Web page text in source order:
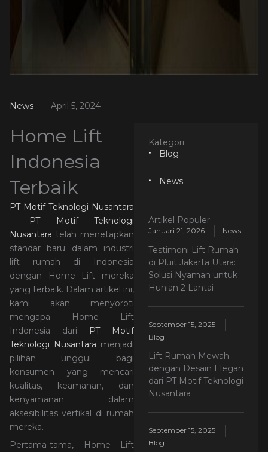
News April 5, 2024
Home Lift
Indonesia
Terbaik
PT Motif Teknologi Nusantara
– PT Motif Teknologi
Nusantara telah menetapkan
standar baru dalam industri
lift rumah di Indonesia
dengan Home Lift mereka
yang terbaik. Dalam artikel ini,
kami akan menyoroti
mengapa Home Lift
Indonesia dari
PT Motif
Teknologi Nusantara menjadi
pilihan unggul bagi
konsumen yang mencari
kualitas, keamanan, dan
kenyamanan dalam
aksesibilitas vertikal di rumah
mereka.
Pertama-tama, Home Lift
Kategori
Blog
News
Artikel Populer
Testimoni Lift Rumah
di Pluit Jakarta Utara:
Solusi Nyaman untuk
Hunian 2 Lantai
Januari 21, 2026 News
Lift Rumah Mewah
dengan Desain Elegan
dari PT Motif Teknologi
Nusantara
September 15, 2025
Blog
September 15, 2025
Blog